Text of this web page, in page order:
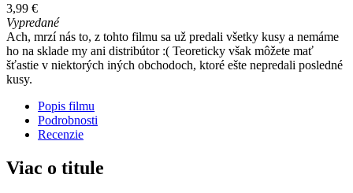
3,99 €
Vypredané
Ach, mrzí nás to, z tohto filmu sa už predali všetky kusy a nemáme
ho na sklade my ani distribútor :( Teoreticky však môžete mať
šťastie v niektorých iných obchodoch, ktoré ešte nepredali posledné
kusy.
Popis filmu
Podrobnosti
Recenzie
Viac o titule